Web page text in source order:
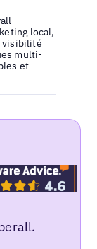
local,
visibilité
multi-
et